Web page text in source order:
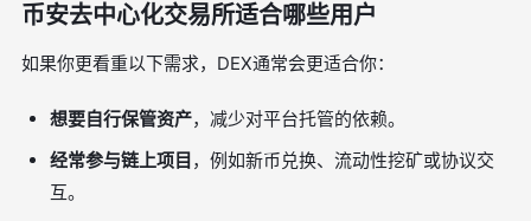
币安去中心化交易所适合哪些用户
如果你更看重以下需求，DEX通常会更适合你：
想要自行保管资产，减少对平台托管的依赖。
经常参与链上项目 ，例如新币兑换、流动性挖矿或协议交
互。